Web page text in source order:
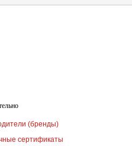
(бренды)
сертификаты